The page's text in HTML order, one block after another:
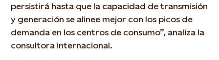
persistirá hasta que la capacidad de transmisión
y generación se alinee mejor con los picos de
demanda en los centros de consumo”, analiza la
consultora internacional.